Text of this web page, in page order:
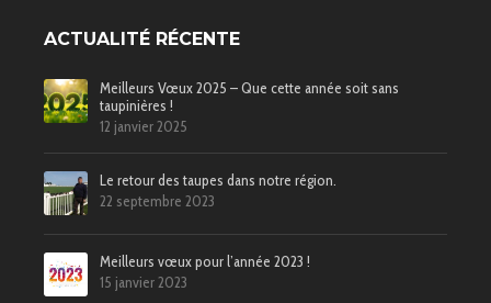
ACTUALITÉ RÉCENTE
Meilleurs Vœux 2025 – Que cette année soit sans
taupinières !
12 janvier 2025
Le retour des taupes dans notre région.
22 septembre 2023
Meilleurs vœux pour l’année 2023 !
15 janvier 2023